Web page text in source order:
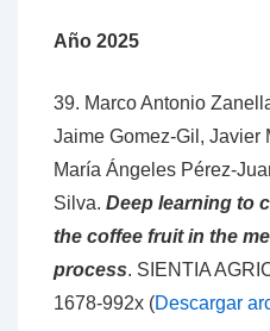
Año 2025
39. Marco Antonio
Jaime Gomez-Gil, Javier
María Ángeles Pérez-
Silva. Deep learning to
the coffee fruit in the
process. SIENTIA
1678-992x (Descargar